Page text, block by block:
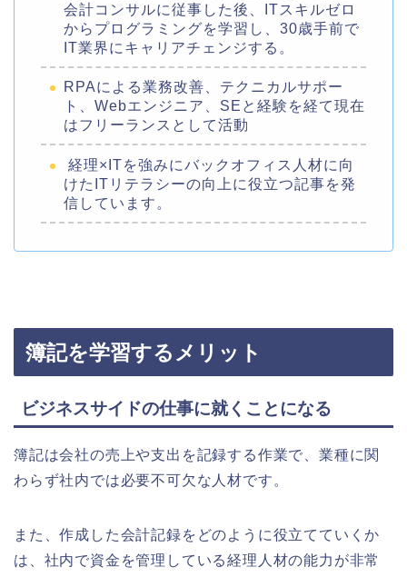
会計コンサルに従事した後、ITスキルゼロ
からプログラミングを学習し、30歳手前で
IT業界にキャリアチェンジする。
RPAによる業務改善、テクニカルサポー
ト、Webエンジニア、SEと経験を経て現在
はフリーランスとして活動
経理×ITを強みにバックオフィス人材に向
けたITリテラシーの向上に役立つ記事を発
信しています。
簿記を学習するメリット
ビジネスサイドの仕事に就くことになる
簿記は会社の売上や支出を記録する作業で、業種に関
わらず社内では必要不可欠な人材です。
また、作成した会計記録をどのように役立てていくか
は、社内で資金を管理している経理人材の能力が非常